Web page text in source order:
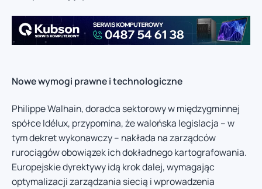
Nowe wymogi prawne i technologiczne
Philippe Walhain, doradca sektorowy w międzygminnej
spółce Idélux, przypomina, że walońska legislacja – w
tym dekret wykonawczy – nakłada na zarządców
rurociągów obowiązek ich dokładnego kartografowania.
Europejskie dyrektywy idą krok dalej, wymagając
optymalizacji zarządzania siecią i wprowadzenia